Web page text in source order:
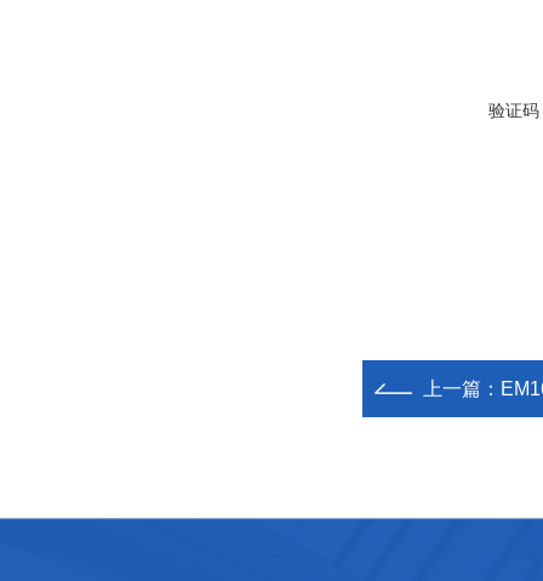
验证码
上一篇：